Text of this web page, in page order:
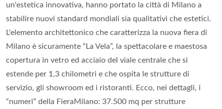
un'estetica innovativa, hanno portato la città di Milano a
stabilire nuovi standard mondiali sia qualitativi che estetici.
L'elemento architettonico che caratterizza la nuova fiera di
Milano è sicuramente “La Vela”, la spettacolare e maestosa
copertura in vetro ed acciaio del viale centrale che si
estende per 1,3 chilometri e che ospita le strutture di
servizio, gli showroom ed i ristoranti. Ecco, nei dettagli, i
“numeri” della FieraMilano: 37.500 mq per strutture